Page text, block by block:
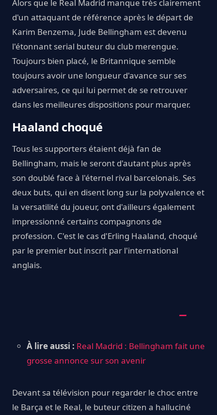
Alors que le Real Madrid manque très clairement
d'un attaquant de référence après le départ de
Karim Benzema, Jude Bellingham est devenu
l'étonnant serial buteur du club merengue.
Toujours bien placé, le Britannique semble
toujours avoir une longueur d'avance sur ses
adversaires, ce qui lui permet de se retrouver
dans les meilleures dispositions pour marquer.
Haaland choqué
Tous les supporters étaient déjà fan de
Bellingham, mais le seront d'autant plus après
son doublé face à l'éternel rival barcelonais. Ses
deux buts, qui en disent long sur la polyvalence et
la versatilité du joueur, ont d'ailleurs également
impressionné certains compagnons de
profession. C'est le cas d'Erling Haaland, choqué
par le premier but inscrit par l'international
anglais.
À lire aussi : Real Madrid : Bellingham fait une
grosse annonce sur son avenir
Devant sa télévision pour regarder le choc entre
le Barça et le Real, le buteur citizen a halluciné